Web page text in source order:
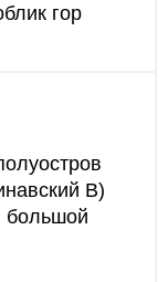
гор
В)
большой